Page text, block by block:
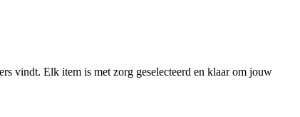
vindt. Elk item is met zorg geselecteerd en klaar om jouw